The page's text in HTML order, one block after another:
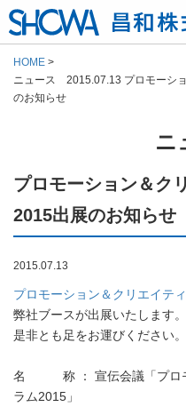
HOME
ニュース 2015.07.13 プロモーシ
のお知らせ
ニ
プロモーション＆ク
2015出展のお知らせ
2015.07.13
プロモーション＆クリエイテ
弊社ブースが出展いたします。
是非とも足をお運びください。
名 称 ： 宣伝会議「プロモ
ラム2015」